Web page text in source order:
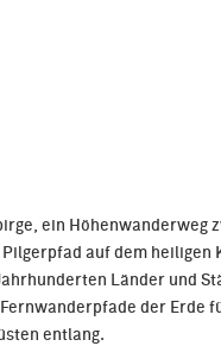
ein Höhenwanderweg
auf dem
Länder und
der Erde
entlang.